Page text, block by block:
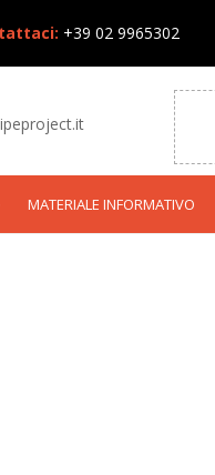
+39 02 9965302
MATERIALE INFORMATIVO